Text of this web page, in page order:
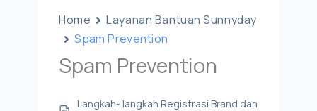
Home
Layanan Bantuan Sunnyday
Spam Prevention
Spam Prevention
Langkah- langkah Registrasi Brand dan